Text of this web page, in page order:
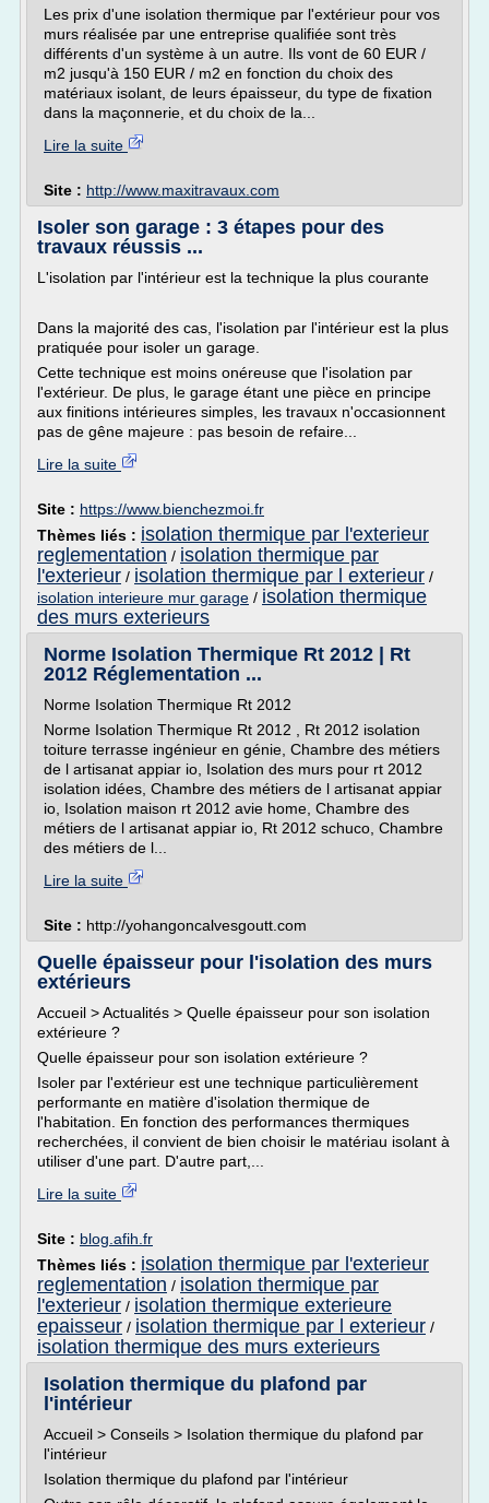
Les prix d'une isolation thermique par l'extérieur pour vos
murs réalisée par une entreprise qualifiée sont très
différents d'un système à un autre. Ils vont de 60 EUR /
m2 jusqu'à 150 EUR / m2 en fonction du choix des
matériaux isolant, de leurs épaisseur, du type de fixation
dans la maçonnerie, et du choix de la...
Lire la suite
Site : http://www.maxitravaux.com
Isoler son garage : 3 étapes pour des
travaux réussis ...
L'isolation par l'intérieur est la technique la plus courante
Dans la majorité des cas, l'isolation par l'intérieur est la plus
pratiquée pour isoler un garage.
Cette technique est moins onéreuse que l'isolation par
l'extérieur. De plus, le garage étant une pièce en principe
aux finitions intérieures simples, les travaux n'occasionnent
pas de gêne majeure : pas besoin de refaire...
Lire la suite
Site : https://www.bienchezmoi.fr
Thèmes liés : isolation thermique par l'exterieur
reglementation / isolation thermique par
l'exterieur / isolation thermique par l exterieur /
isolation interieure mur garage / isolation thermique
des murs exterieurs
Norme Isolation Thermique Rt 2012 | Rt
2012 Réglementation ...
Norme Isolation Thermique Rt 2012
Norme Isolation Thermique Rt 2012 , Rt 2012 isolation
toiture terrasse ingénieur en génie, Chambre des métiers
de l artisanat appiar io, Isolation des murs pour rt 2012
isolation idées, Chambre des métiers de l artisanat appiar
io, Isolation maison rt 2012 avie home, Chambre des
métiers de l artisanat appiar io, Rt 2012 schuco, Chambre
des métiers de l...
Lire la suite
Site : http://yohangoncalvesgoutt.com
Quelle épaisseur pour l'isolation des murs
extérieurs
Accueil > Actualités > Quelle épaisseur pour son isolation
extérieure ?
Quelle épaisseur pour son isolation extérieure ?
Isoler par l'extérieur est une technique particulièrement
performante en matière d'isolation thermique de
l'habitation. En fonction des performances thermiques
recherchées, il convient de bien choisir le matériau isolant à
utiliser d'une part. D'autre part,...
Lire la suite
Site : blog.afih.fr
Thèmes liés : isolation thermique par l'exterieur
reglementation / isolation thermique par
l'exterieur / isolation thermique exterieure
epaisseur / isolation thermique par l exterieur /
isolation thermique des murs exterieurs
Isolation thermique du plafond par
l'intérieur
Accueil > Conseils > Isolation thermique du plafond par
l'intérieur
Isolation thermique du plafond par l'intérieur